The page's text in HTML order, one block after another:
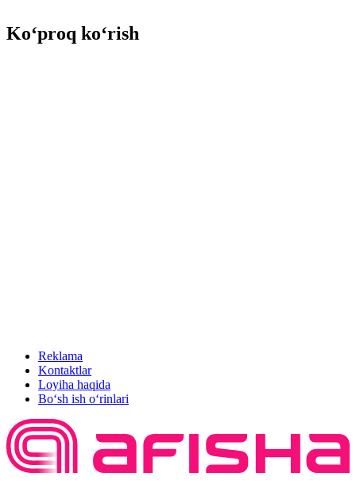
Ko‘proq ko‘rish
Reklama
Kontaktlar
Loyiha haqida
Bo‘sh ish o‘rinlari